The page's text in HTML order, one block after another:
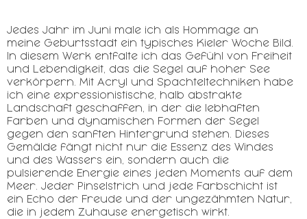
Jedes Jahr im Juni male ich als Hommage an
meine Geburtsstadt ein typisches Kieler Woche Bild.
In diesem Werk entfalte ich das Gefühl von Freiheit
und Lebendigkeit, das die Segel auf hoher See
verkörpern. Mit Acryl und Spachteltechniken habe
ich eine expressionistische, halb abstrakte
Landschaft geschaffen, in der die lebhaften
Farben und dynamischen Formen der Segel
gegen den sanften Hintergrund stehen. Dieses
Gemälde fängt nicht nur die Essenz des Windes
und des Wassers ein, sondern auch die
pulsierende Energie eines jeden Moments auf dem
Meer. Jeder Pinselstrich und jede Farbschicht ist
ein Echo der Freude und der ungezähmten Natur,
die in jedem Zuhause energetisch wirkt.